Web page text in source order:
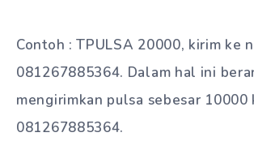
Contoh : TPULSA 20000, kirim ke
081267885364. Dalam hal ini
mengirimkan pulsa sebesar 10000
081267885364.